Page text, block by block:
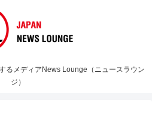
るメディアNews Lounge（ニュースラウン
ジ）